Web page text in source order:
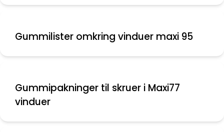
Gummilister omkring vinduer maxi 95
Gummipakninger til skruer i Maxi77
vinduer